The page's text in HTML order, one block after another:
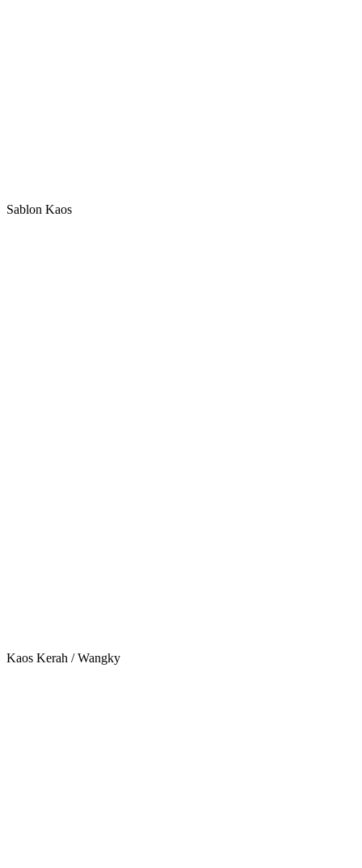
Sablon Kaos
Kaos Kerah / Wangky